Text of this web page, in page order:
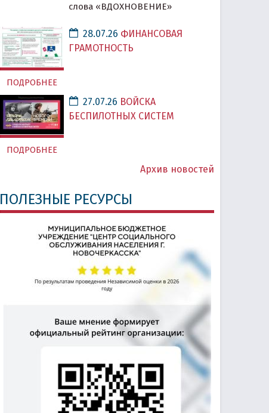
слова «ВДОХНОВЕНИЕ»
ПОДРОБНЕЕ
28.07.26 ФИНАНСОВАЯ
ГРАМОТНОСТЬ
ПОДРОБНЕЕ
27.07.26 ВОЙСКА
БЕСПИЛОТНЫХ СИСТЕМ
Архив новостей
ПОЛЕЗНЫЕ РЕСУРСЫ